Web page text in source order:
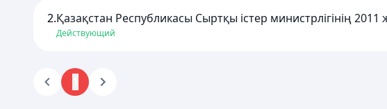
2.Қазақстан Республикасы Сыртқы істер министрлігінің
Действующий